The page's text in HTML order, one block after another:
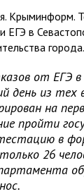
Крыминформ.
ЕГЭ в
города.
от ЕГЭ
день из тех
на
пройти
в
26